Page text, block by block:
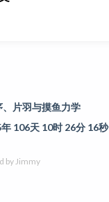
片羽与摸鱼力学
106天 10时 26分 16秒
byJimmy